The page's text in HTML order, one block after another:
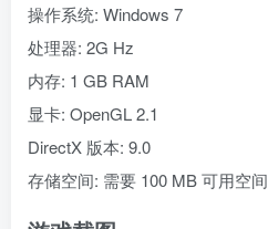
操作系统: Windows 7
处理器: 2G Hz
内存: 1 GB RAM
显卡: OpenGL 2.1
DirectX 版本: 9.0
存储空间: 需要 100 MB 可用空间